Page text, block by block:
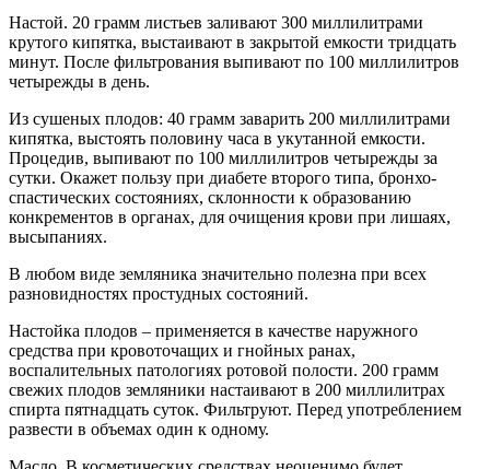
Настой. 20 грамм листьев заливают 300 миллилитрами
крутого кипятка, выстаивают в закрытой емкости тридцать
минут. После фильтрования выпивают по 100 миллилитров
четырежды в день.
Из сушеных плодов: 40 грамм заварить 200 миллилитрами
кипятка, выстоять половину часа в укутанной емкости.
Процедив, выпивают по 100 миллилитров четырежды за
сутки. Окажет пользу при диабете второго типа, бронхо-
спастических состояниях, склонности к образованию
конкрементов в органах, для очищения крови при лишаях,
высыпаниях.
В любом виде земляника значительно полезна при всех
разновидностях простудных состояний.
Настойка плодов – применяется в качестве наружного
средства при кровоточащих и гнойных ранах,
воспалительных патологиях ротовой полости. 200 грамм
свежих плодов земляники настаивают в 200 миллилитрах
спирта пятнадцать суток. Фильтруют. Перед употреблением
развести в объемах один к одному.